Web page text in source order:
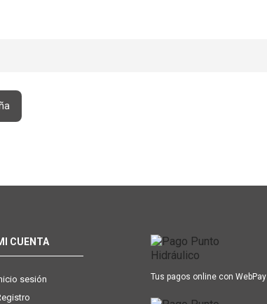
CUENTA
sesión
Tus pagos online con WebPay